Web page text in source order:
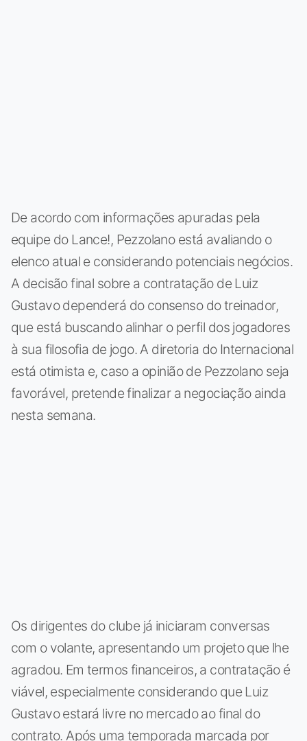
De acordo com informações apuradas pela
equipe do Lance!, Pezzolano está avaliando o
elenco atual e considerando potenciais negócios.
A decisão final sobre a contratação de Luiz
Gustavo dependerá do consenso do treinador,
que está buscando alinhar o perfil dos jogadores
à sua filosofia de jogo. A diretoria do Internacional
está otimista e, caso a opinião de Pezzolano seja
favorável, pretende finalizar a negociação ainda
nesta semana.
Os dirigentes do clube já iniciaram conversas
com o volante, apresentando um projeto que lhe
agradou. Em termos financeiros, a contratação é
viável, especialmente considerando que Luiz
Gustavo estará livre no mercado ao final do
contrato. Após uma temporada marcada por